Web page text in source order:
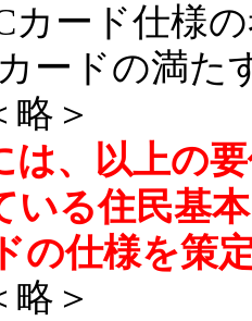
カード仕様
ードの満た
は、以上の
いる住民基
の仕様を策